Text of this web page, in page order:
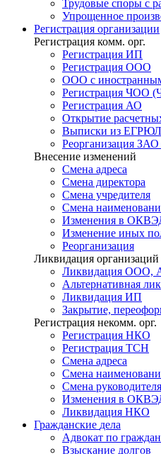
Трудовые споры с
Упрощенное
Регистрация организации
Регистрация комм. орг.
Регистрация ИП
Регистрация ООО
ООО с
Регистрация ЧОО
Регистрация АО
Открытие
Выписки из
Реорганизация
Внесение изменений
Смена адреса
Смена директора
Cмена учредителя
Смена
Изменения в
Изменение иных
Реорганизация
Ликвидация организаций
Ликвидация ООО,
Альтернативная
Ликвидация ИП
Закрытие,
Регистрация некомм. орг.
Регистрация НКО
Регистрация ТСН
Смена адреса
Смена
Смена руководителя
Изменения в
Ликвидация НКО
Гражданские дела
Адвокат по
Взыскание долгов